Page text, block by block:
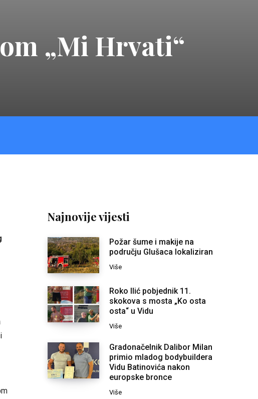
„Mi Hrvati“
Najnovije vijesti
Požar šume i makije na
području Glušaca lokaliziran
Više
Roko Ilić pobjednik 11.
skokova s mosta „Ko osta
osta“ u Vidu
Više
Gradonačelnik Dalibor Milan
primio mladog bodybuildera
Vidu Batinovića nakon
europske bronce
Više